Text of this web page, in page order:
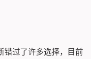
错过了许多选择，目前